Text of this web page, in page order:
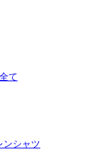
て
ンシャツ